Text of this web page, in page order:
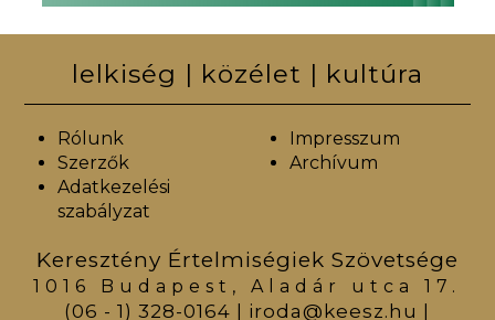
lelkiség | közélet | kultúra
Rólunk
Szerzők
Adatkezelési
szabályzat
Impresszum
Archívum
Keresztény Értelmiségiek Szövetsége
1016 Budapest, Aladár utca 17.
(06 - 1) 328-0164 | iroda@keesz.hu |